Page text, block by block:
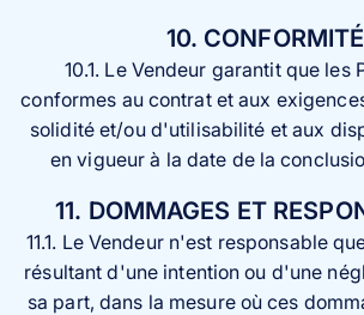
10. CONFORMITÉ
10.1. Le Vendeur garantit que les
conformes au contrat et aux
solidité et/ou d'utilisabilité et aux
en vigueur à la date de la
11. DOMMAGES ET
11.1. Le Vendeur n'est responsable
résultant d'une intention ou d'une
sa part, dans la mesure où ces